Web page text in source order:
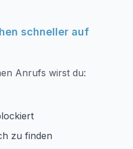
schneller auf
Anrufs wirst du:
zu finden